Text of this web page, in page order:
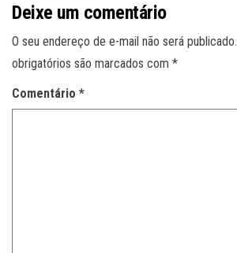
Deixe um comentário
O seu endereço de e-mail não será publicado.
obrigatórios são marcados com *
Comentário *